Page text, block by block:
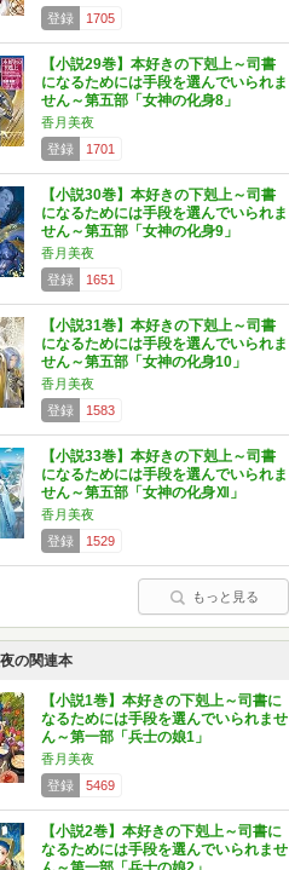
登録
1705
【小説29巻】本好きの下剋上～司書
になるためには手段を選んでいられま
せん～第五部「女神の化身8」
香月美夜
登録
1701
【小説30巻】本好きの下剋上～司書
になるためには手段を選んでいられま
せん～第五部「女神の化身9」
香月美夜
登録
1651
【小説31巻】本好きの下剋上～司書
になるためには手段を選んでいられま
せん～第五部「女神の化身10」
香月美夜
登録
1583
【小説33巻】本好きの下剋上～司書
になるためには手段を選んでいられま
せん～第五部「女神の化身Ⅻ」
香月美夜
登録
1529
もっと見る
の関連本
【小説1巻】本好きの下剋上～司書に
なるためには手段を選んでいられませ
ん～第一部「兵士の娘1」
香月美夜
登録
5469
【小説2巻】本好きの下剋上～司書に
なるためには手段を選んでいられませ